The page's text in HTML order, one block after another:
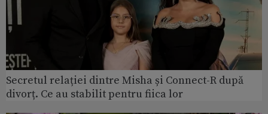
Secretul relației dintre Misha și Connect-R după
divorț. Ce au stabilit pentru fiica lor